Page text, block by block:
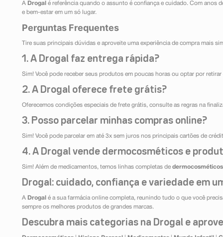
A Drogal é referência quando o assunto é confiança e cuidado. Com anos
e bem-estar em um só lugar.
Perguntas Frequentes
Tire suas principais dúvidas e aproveite uma experiência de compra mais
1. A Drogal faz entrega rápida?
Sim! Você pode receber seus produtos em poucas horas ou optar por
2. A Drogal oferece frete grátis?
Oferecemos condições especiais de frete grátis, consulte as regras na
3. Posso parcelar minhas compras online?
Sim! Você pode parcelar em até 3x sem juros nos principais cartões de
4. A Drogal vende dermocosméticos e
Sim! Além de medicamentos, temos linhas completas de dermocosméticos
Drogal: cuidado, confiança e variedade em
A Drogal é a sua farmácia online completa, reunindo tudo o que você
sempre os melhores produtos de grandes marcas.
Descubra mais categorias na Drogal e